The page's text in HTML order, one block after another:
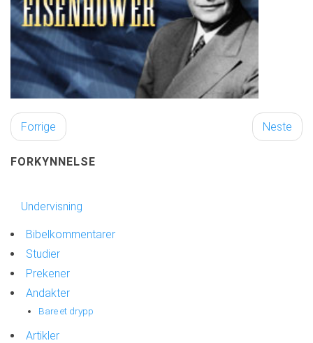
Forrige Neste
FORKYNNELSE
Undervisning
Bibelkommentarer
Studier
Prekener
Andakter
Bare et drypp
Artikler